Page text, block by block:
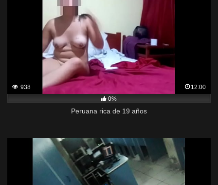
938
12:00
0%
Peruana rica de 19 años